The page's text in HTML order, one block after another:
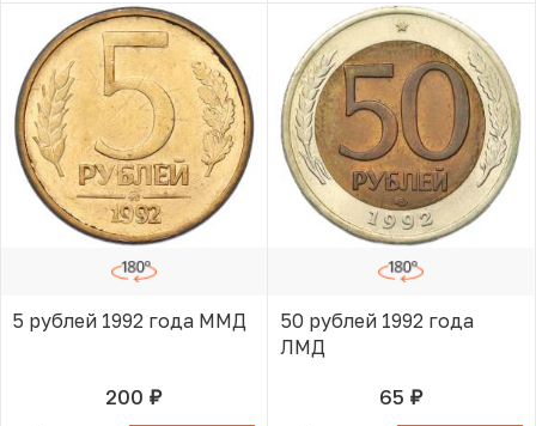
5 рублей 1992 года ММД
200 руб.В КОРЗИНЕ
50 рублей 1992 года
ЛМД
65 руб.В КОРЗИНЕ